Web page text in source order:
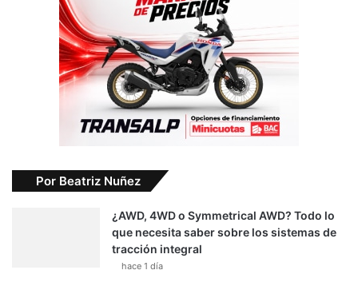
Por Beatriz Nuñez
¿AWD, 4WD o Symmetrical AWD? Todo lo
que necesita saber sobre los sistemas de
tracción integral
hace 1 día